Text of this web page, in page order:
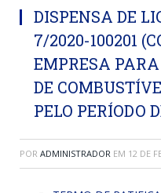
DISPENSA DE
7/2020-100201
EMPRESA
DE
PELO PERÍODO
POR ADMINISTRADOR EM 12 DE